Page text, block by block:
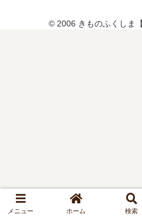
© 2006 きものふくしま
メニュー ホーム 検索